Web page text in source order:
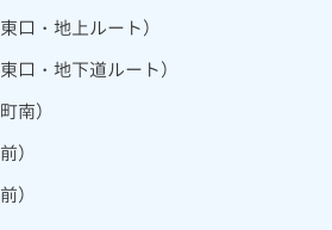
口・地上ルート）
口・地下道ルート）
南）
）
）